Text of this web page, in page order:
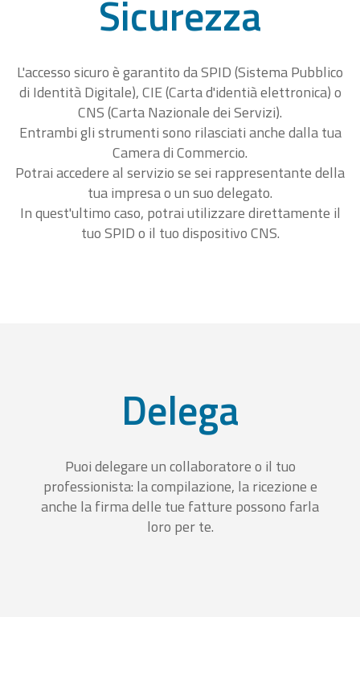
Sicurezza
L'accesso sicuro è garantito da SPID (Sistema Pubblico
di Identità Digitale), CIE (Carta d'identià elettronica) o
CNS (Carta Nazionale dei Servizi).
Entrambi gli strumenti sono rilasciati anche dalla tua
Camera di Commercio.
Potrai accedere al servizio se sei rappresentante della
tua impresa o un suo delegato.
In quest'ultimo caso, potrai utilizzare direttamente il
tuo SPID o il tuo dispositivo CNS.
Delega
Puoi delegare un collaboratore o il tuo
professionista: la compilazione, la ricezione e
anche la firma delle tue fatture possono farla
loro per te.